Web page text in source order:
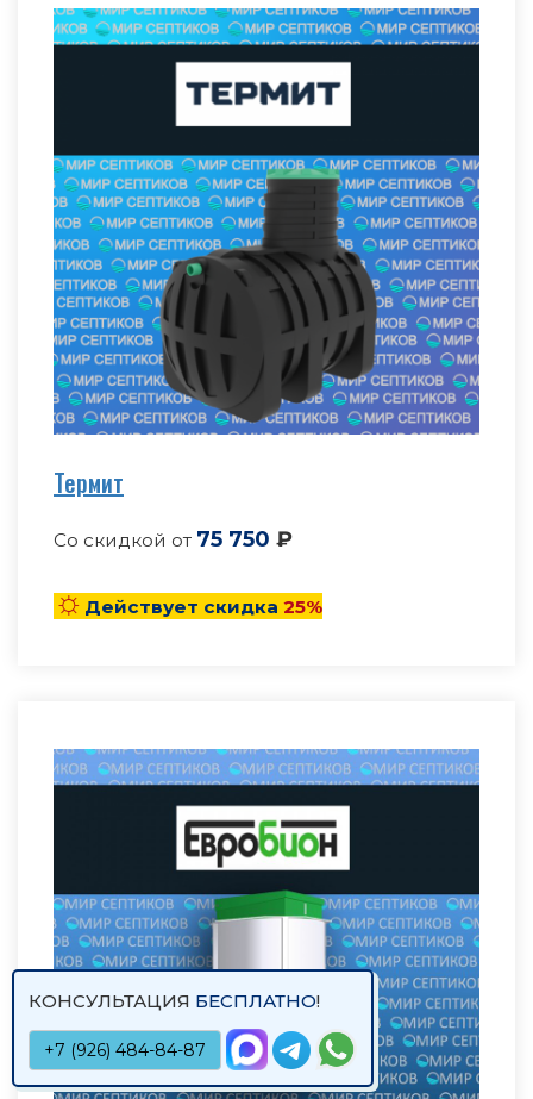
Термит
Со скидкой от 75 750 ₽
☼Действует скидка 25%
КОНСУЛЬТАЦИЯ БЕСПЛАТНО!
+7 (926) 484-84-87